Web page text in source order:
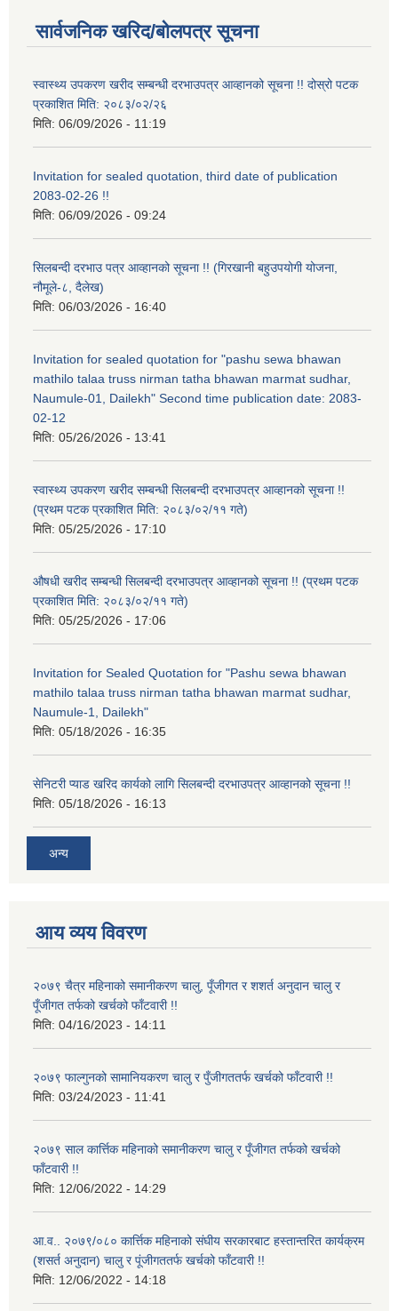
सार्वजनिक खरिद/बोलपत्र सूचना
स्वास्थ्य उपकरण खरीद सम्बन्धी दरभाउपत्र आव्हानको सूचना !! दोस्रो पटक
प्रकाशित मिति: २०८३/०२/२६
मिति: 06/09/2026 - 11:19
Invitation for sealed quotation, third date of publication
2083-02-26 !!
मिति: 06/09/2026 - 09:24
सिलबन्दी दरभाउ पत्र आव्हानको सूचना !! (गिरखानी बहुउपयोगी योजना,
नौमूले-८, दैलेख)
मिति: 06/03/2026 - 16:40
Invitation for sealed quotation for "pashu sewa bhawan
mathilo talaa truss nirman tatha bhawan marmat sudhar,
Naumule-01, Dailekh" Second time publication date: 2083-
02-12
मिति: 05/26/2026 - 13:41
स्वास्थ्य उपकरण खरीद सम्बन्धी सिलबन्दी दरभाउपत्र आव्हानको सूचना !!
(प्रथम पटक प्रकाशित मिति: २०८३/०२/११ गते)
मिति: 05/25/2026 - 17:10
औषधी खरीद सम्बन्धी सिलबन्दी दरभाउपत्र आव्हानको सूचना !! (प्रथम पटक
प्रकाशित मिति: २०८३/०२/११ गते)
मिति: 05/25/2026 - 17:06
Invitation for Sealed Quotation for "Pashu sewa bhawan
mathilo talaa truss nirman tatha bhawan marmat sudhar,
Naumule-1, Dailekh"
मिति: 05/18/2026 - 16:35
सेनिटरी प्याड खरिद कार्यको लागि सिलबन्दी दरभाउपत्र आव्हानको सूचना !!
मिति: 05/18/2026 - 16:13
अन्य
आय व्यय विवरण
२०७९ चैत्र महिनाको समानीकरण चालु, पूँजीगत र शशर्त अनुदान चालु र
पूँजीगत तर्फको खर्चको फाँटवारी !!
मिति: 04/16/2023 - 14:11
२०७९ फाल्गुनको सामानियकरण चालु र पुँजीगततर्फ खर्चको फाँटवारी !!
मिति: 03/24/2023 - 11:41
२०७९ साल कार्त्तिक महिनाको समानीकरण चालु र पूँजीगत तर्फको खर्चको
फाँटवारी !!
मिति: 12/06/2022 - 14:29
आ.व.. २०७९/०८० कार्त्तिक महिनाको संघीय सरकारबाट हस्तान्तरित कार्यक्रम
(शसर्त अनुदान) चालु र पूंजीगततर्फ खर्चको फाँटवारी !!
मिति: 12/06/2022 - 14:18